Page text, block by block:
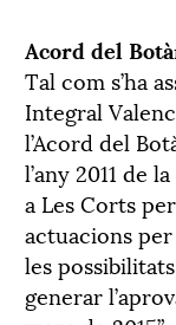
Acord del
Tal com s’ha
Integral
l’Acord del
l’any 2011 de
a Les Corts
actuacions
les
generar